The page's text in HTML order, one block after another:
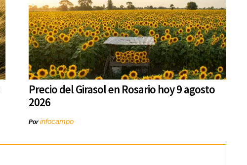
Precio del Girasol en Rosario hoy 9 agosto
2026
Porinfocampo